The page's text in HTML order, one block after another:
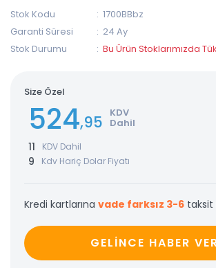
Stok Kodu
1700BBbz
Garanti Süresi
24 Ay
Stok Durumu
Bu Ürün Stoklarımızda
Size Özel
524,95 KDV
Dahil
11 KDV Dahil
9 Kdv Hariç Dolar Fiyatı
Kredi kartlarına vade farksız 3-6 taksit
GELİNCE HABER